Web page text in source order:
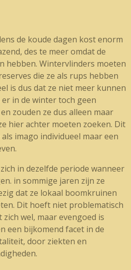
de koude dagen kost enorm
des te meer omdat de
hebben. Wintervlinders moeten
die ze als rups hebben
is dus dat ze niet meer kunnen
in de winter toch geen
zouden ze dus alleen maar
hier achter moeten zoeken. Dit
imago individueel maar een
in dezelfde periode wanneer
in sommige jaren zijn ze
dat ze lokaal boomkruinen
Dit hoeft niet problematisch
wel, maar evengoed is
een bijkomend facet in de
door ziekten en